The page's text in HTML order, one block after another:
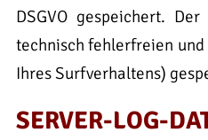
DSGVO gespeichert.
technisch fehlerfreien und
Ihres Surfverhaltens)
SERVER-LOG-